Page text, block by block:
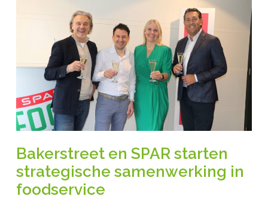
Bakerstreet en SPAR starten
strategische samenwerking in
foodservice